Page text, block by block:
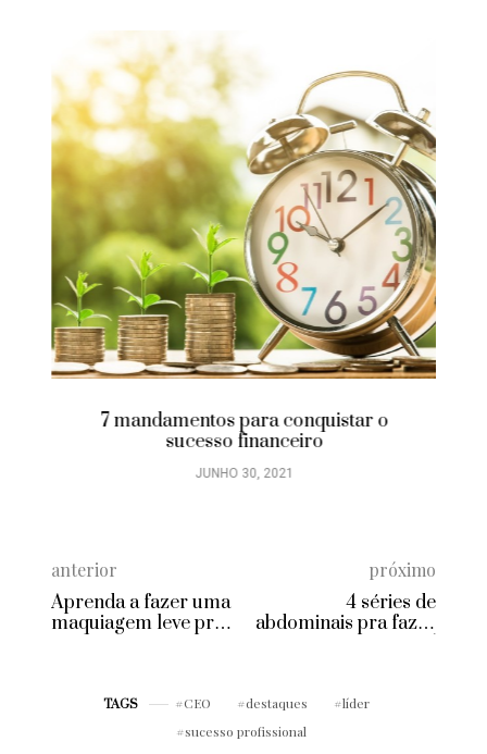
7 mandamentos para conquistar o
sucesso financeiro
JUNHO 30, 2021
anterior
Aprenda a fazer uma
maquiagem leve pra
próximo
4 séries de
abdominais pra fazer
TAGS CEO destaques
líder
sucesso profissional